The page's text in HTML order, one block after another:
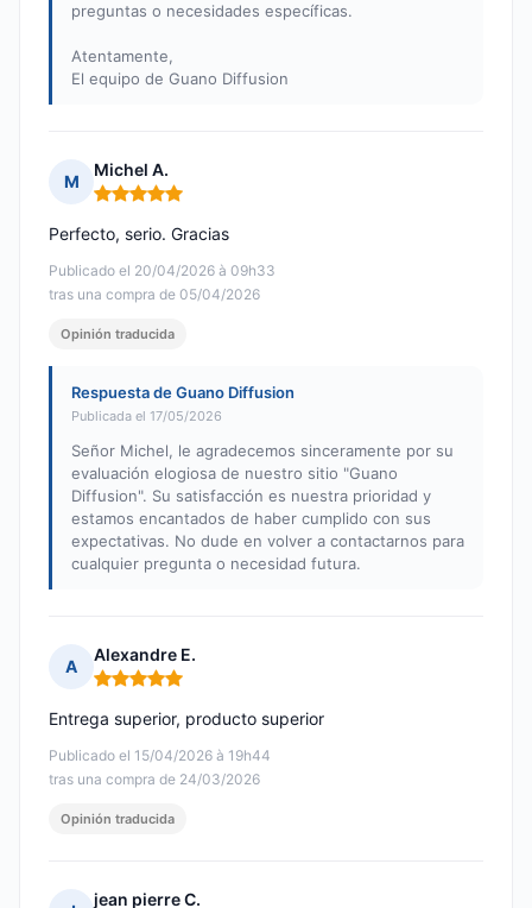
preguntas o necesidades específicas.
Atentamente,
El equipo de Guano Diffusion
M
Michel A.
Nota: 5 de 5
Publicado el 20/04/2026 à 09h33
tras una compra de 05/04/2026
Perfecto, serio. Gracias
Opinión traducida
Respuesta de Guano Diffusion
Publicada el 17/05/2026
Señor Michel, le agradecemos sinceramente por su
evaluación elogiosa de nuestro sitio "Guano
Diffusion". Su satisfacción es nuestra prioridad y
estamos encantados de haber cumplido con sus
expectativas. No dude en volver a contactarnos para
cualquier pregunta o necesidad futura.
A
Alexandre E.
Nota: 5 de 5
Publicado el 15/04/2026 à 19h44
tras una compra de 24/03/2026
Entrega superior, producto superior
Opinión traducida
jean pierre C.